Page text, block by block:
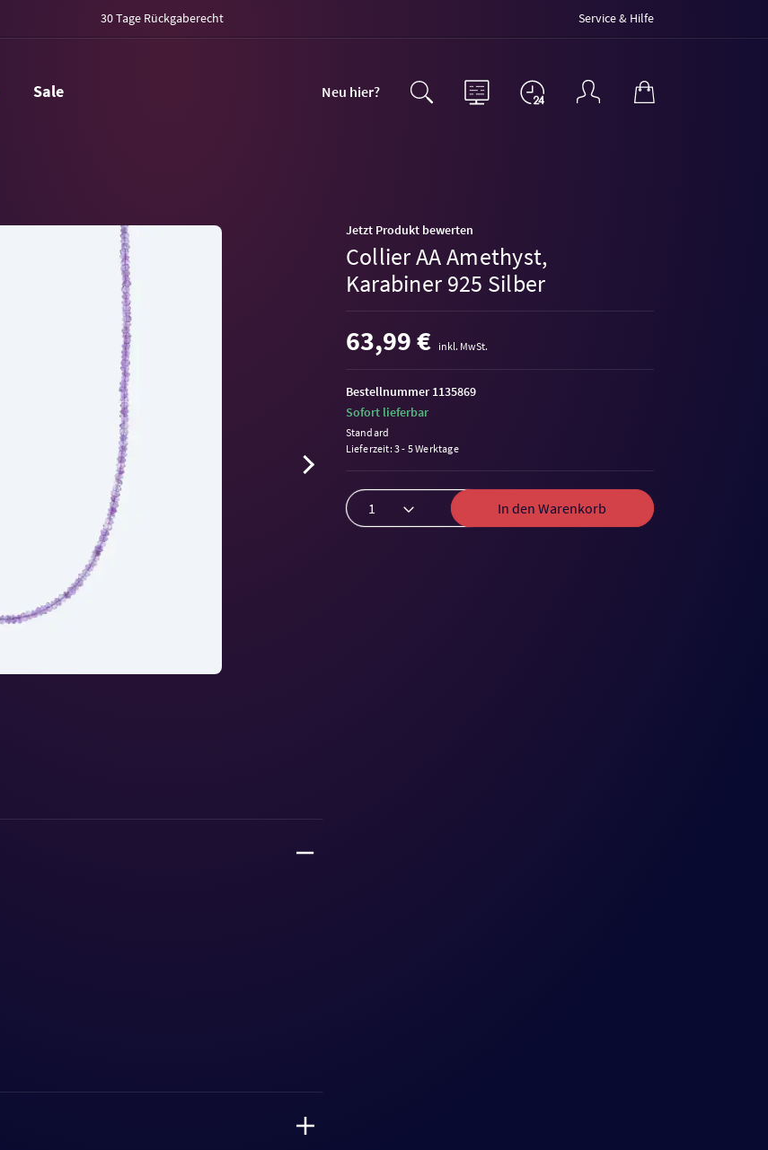
30 Tage Rückgaberecht Service & Hilfe
Sale Neu hier?
Jetzt Produkt bewerten
Collier AA Amethyst,
Karabiner 925 Silber
63,99 € inkl. MwSt.
In den Warenkorb
Bestellnummer 1135869
Sofort lieferbar
Standard
Lieferzeit: 3 - 5 Werktage